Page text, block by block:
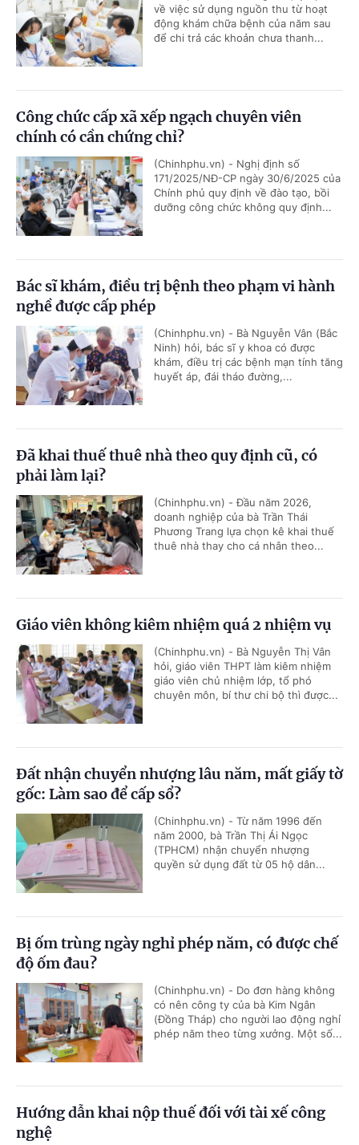
về việc sử dụng nguồn thu từ hoạt
động khám chữa bệnh của năm sau
để chi trả các khoản chưa thanh...
Công chức cấp xã xếp ngạch chuyên viên
chính có cần chứng chỉ?
(Chinhphu.vn) - Nghị định số
171/2025/NĐ-CP ngày 30/6/2025 của
Chính phủ quy định về đào tạo, bồi
dưỡng công chức không quy định...
Bác sĩ khám, điều trị bệnh theo phạm vi hành
nghề được cấp phép
(Chinhphu.vn) - Bà Nguyễn Vân (Bắc
Ninh) hỏi, bác sĩ y khoa có được
khám, điều trị các bệnh mạn tính tăng
huyết áp, đái tháo đường,...
Đã khai thuế thuê nhà theo quy định cũ, có
phải làm lại?
(Chinhphu.vn) - Đầu năm 2026,
doanh nghiệp của bà Trần Thái
Phương Trang lựa chọn kê khai thuế
thuê nhà thay cho cá nhân theo...
Giáo viên không kiêm nhiệm quá 2 nhiệm vụ
(Chinhphu.vn) - Bà Nguyễn Thị Vân
hỏi, giáo viên THPT làm kiêm nhiệm
giáo viên chủ nhiệm lớp, tổ phó
chuyên môn, bí thư chi bộ thì được...
Đất nhận chuyển nhượng lâu năm, mất giấy tờ
gốc: Làm sao để cấp sổ?
(Chinhphu.vn) - Từ năm 1996 đến
năm 2000, bà Trần Thị Ái Ngọc
(TPHCM) nhận chuyển nhượng
quyền sử dụng đất từ 05 hộ dân...
Bị ốm trùng ngày nghỉ phép năm, có được chế
độ ốm đau?
(Chinhphu.vn) - Do đơn hàng không
có nên công ty của bà Kim Ngân
(Đồng Tháp) cho người lao động nghỉ
phép năm theo từng xưởng. Một số...
Hướng dẫn khai nộp thuế đối với tài xế công
nghệ